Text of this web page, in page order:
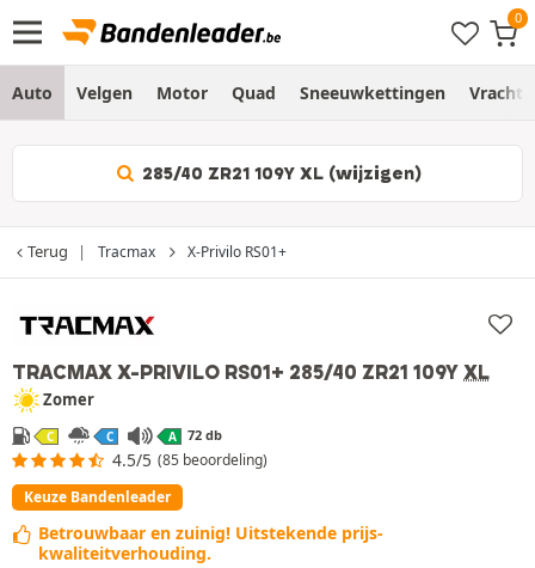
Auto Velgen Motor Quad Sneeuwkettingen
285/40 ZR21 109Y XL (wijzigen)
Terug Tracmax X-Privilo RS01+
TRACMAX X-PRIVILO RS01+ 285/40 ZR21 109Y XL
Zomer
C C A 72 db
4.5/5 (85 beoordeling)
Keuze Bandenleader
‘Bandenleader Keuze’
Betrouwbaar en zuinig! Uitstekende prijs-
kwaliteitverhouding.